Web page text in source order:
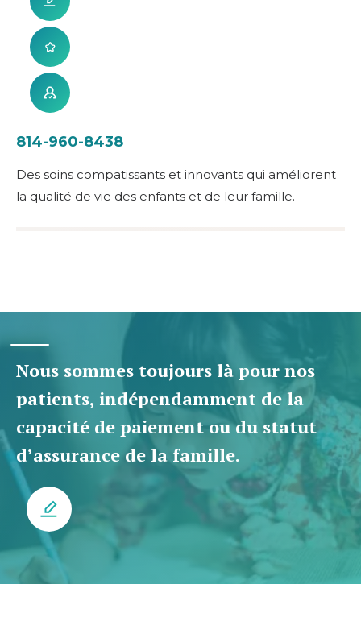
814-960-8438
Des soins compatissants et innovants qui améliorent
la qualité de vie des enfants et de leur famille.
Nous sommes toujours là pour nos
patients, indépendamment de la
capacité de paiement ou du statut
d’assurance de la famille.